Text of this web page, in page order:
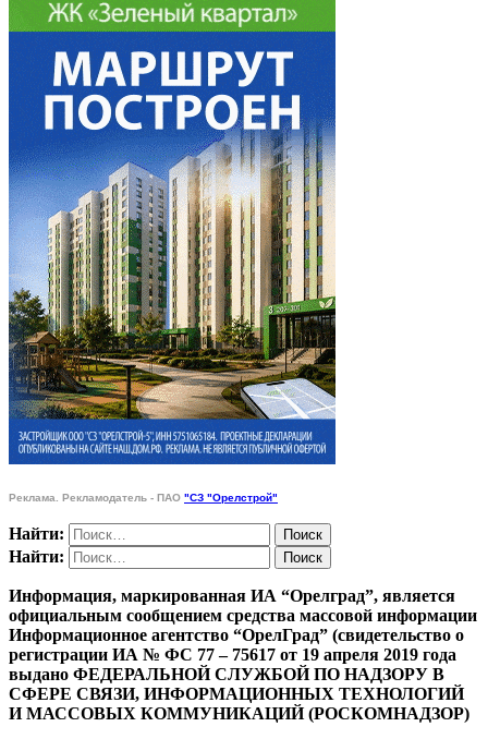
Реклама. Рекламодатель - ПАО "СЗ "Орелстрой"
Найти:
Найти:
Информация, маркированная ИА “Орелград”, является
официальным сообщением средства массовой информации
Информационное агентство “ОрелГрад” (свидетельство о
регистрации ИА № ФС 77 – 75617 от 19 апреля 2019 года
выдано ФЕДЕРАЛЬНОЙ СЛУЖБОЙ ПО НАДЗОРУ В
СФЕРЕ СВЯЗИ, ИНФОРМАЦИОННЫХ ТЕХНОЛОГИЙ
И МАССОВЫХ КОММУНИКАЦИЙ (РОСКОМНАДЗОР)